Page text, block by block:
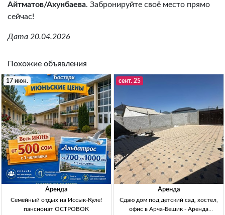
Айтматов/Ахунбаева. Забронируйте своё место прямо
сейчас!
Дата 20.04.2026
Похожие объявления
17 июн.
Аренда
Семейный отдых на Иссык-Куле!
пансионат ОСТРОВОК
сент. 25
Аренда
Сдаю дом под детский сад, хостел,
офис в Арча-Бешик - Аренда